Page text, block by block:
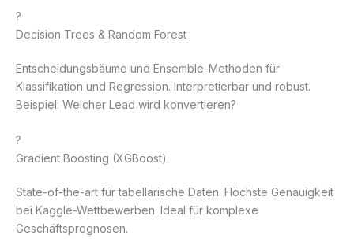
?
Decision Trees & Random Forest
Entscheidungsbäume und Ensemble-Methoden für
Klassifikation und Regression. Interpretierbar und robust.
Beispiel: Welcher Lead wird konvertieren?
?
Gradient Boosting (XGBoost)
State-of-the-art für tabellarische Daten. Höchste Genauigkeit
bei Kaggle-Wettbewerben. Ideal für komplexe
Geschäftsprognosen.